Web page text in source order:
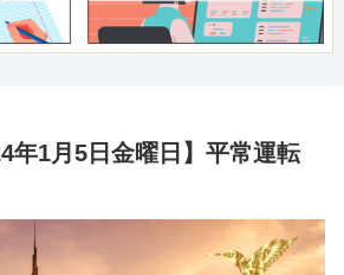
年1月5日金曜日】平常運転